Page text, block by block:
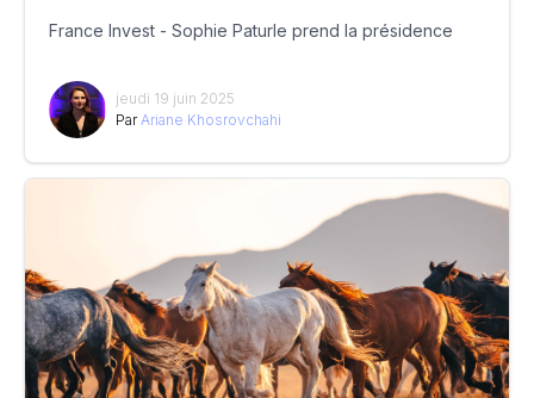
France Invest - Sophie Paturle prend la présidence
jeudi 19 juin 2025
Par Ariane Khosrovchahi